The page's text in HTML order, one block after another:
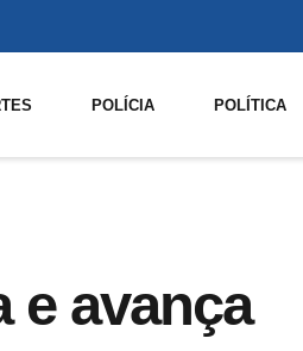
POLÍCIA POLÍTICA
e avança